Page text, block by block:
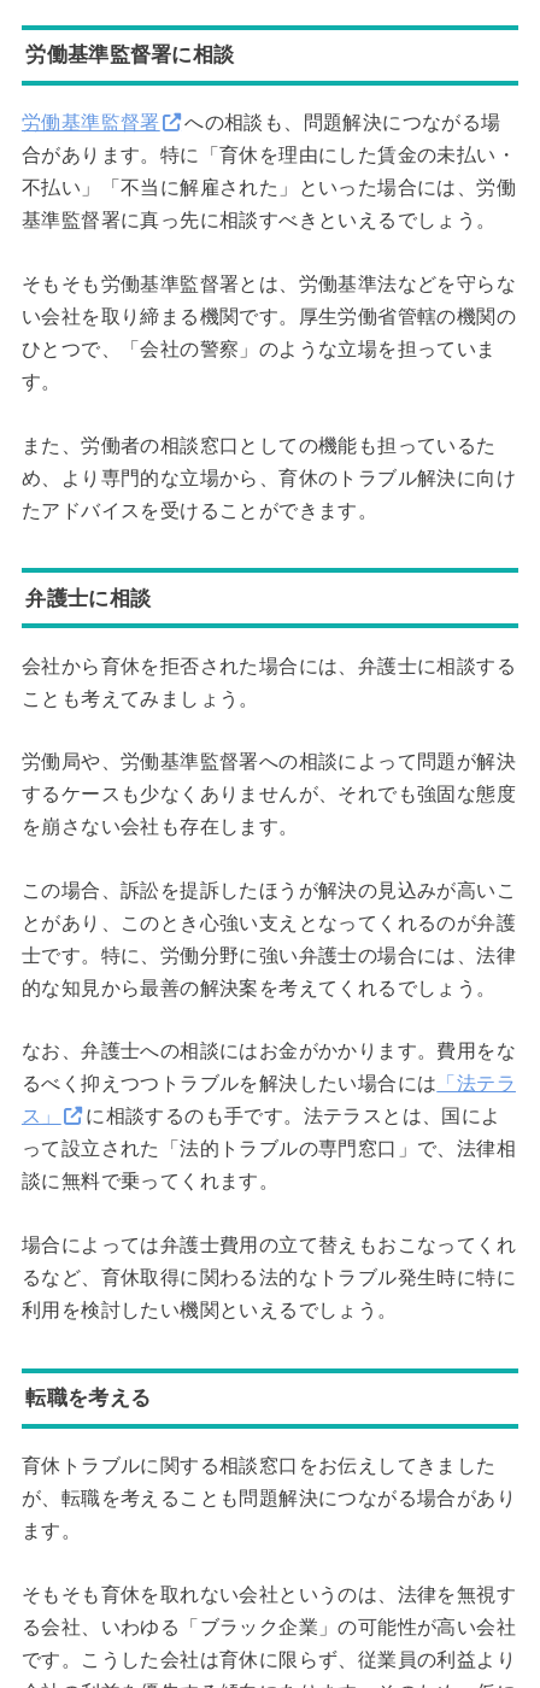
労働基準監督署に相談
労働基準監督署
への相談も、問題解決につながる場
合があります。特に「育休を理由にした賃金の未払い・
不払い」「不当に解雇された」といった場合には、労働
基準監督署に真っ先に相談すべきといえるでしょう。
そもそも労働基準監督署とは、労働基準法などを守らな
い会社を取り締まる機関です。厚生労働省管轄の機関の
ひとつで、「会社の警察」のような立場を担っていま
す。
また、労働者の相談窓口としての機能も担っているた
め、より専門的な立場から、育休のトラブル解決に向け
たアドバイスを受けることができます。
弁護士に相談
会社から育休を拒否された場合には、弁護士に相談する
ことも考えてみましょう。
労働局や、労働基準監督署への相談によって問題が解決
するケースも少なくありませんが、それでも強固な態度
を崩さない会社も存在します。
この場合、訴訟を提訴したほうが解決の見込みが高いこ
とがあり、このとき心強い支えとなってくれるのが弁護
士です。特に、労働分野に強い弁護士の場合には、法律
的な知見から最善の解決案を考えてくれるでしょう。
なお、弁護士への相談にはお金がかかります。費用をな
るべく抑えつつトラブルを解決したい場合には 「法テラ
ス」
に相談するのも手です。法テラスとは、国によ
って設立された「法的トラブルの専門窓口」で、法律相
談に無料で乗ってくれます。
場合によっては弁護士費用の立て替えもおこなってくれ
るなど、育休取得に関わる法的なトラブル発生時に特に
利用を検討したい機関といえるでしょう。
転職を考える
育休トラブルに関する相談窓口をお伝えしてきました
が、転職を考えることも問題解決につながる場合があり
ます。
そもそも育休を取れない会社というのは、法律を無視す
る会社、いわゆる「ブラック企業」の可能性が高い会社
です。こうした会社は育休に限らず、従業員の利益より